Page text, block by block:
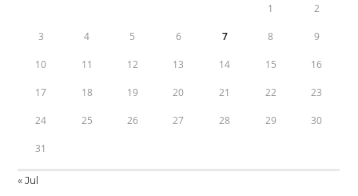
1 2
3 4 5 6 7 8 9
10 11 12 13 14 15 16
17 18 19 20 21 22 23
24 25 26 27 28 29 30
31
« Jul